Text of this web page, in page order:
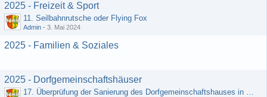
2025 - Freizeit & Sport
11. Seilbahnrutsche oder Flying Fox
Admin - 3. Mai 2024
2025 - Familien & Soziales
2025 - Dorfgemeinschaftshäuser
17. Überprüfung der Sanierung des Dorfgemeinschaftshauses in Egenroth